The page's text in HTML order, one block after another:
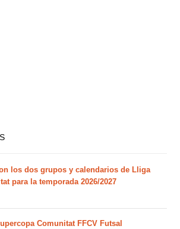
los dos grupos y calendarios de Lliga
para la temporada 2026/2027
Comunitat FFCV Futsal